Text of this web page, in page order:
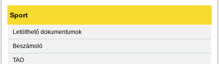
Sport
Letölthető dokumentumok
Beszámoló
TAO